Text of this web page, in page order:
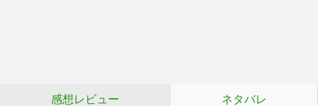
感想レビュー ネタバレ